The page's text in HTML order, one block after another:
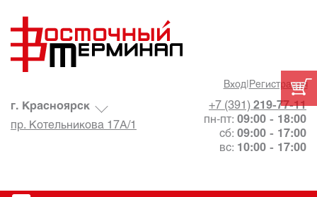
Вход| Регистрация
+7 (391) 219-77-11
пн-пт: 09:00 - 18:00
сб: 09:00 - 17:00
вс: 10:00 - 17:00
г. Красноярск
пр. Котельникова 17А/1